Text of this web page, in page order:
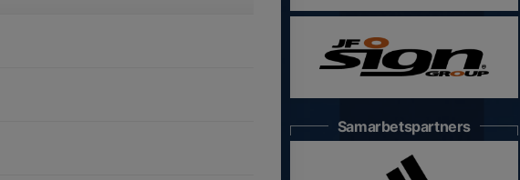
Samarbetspartners